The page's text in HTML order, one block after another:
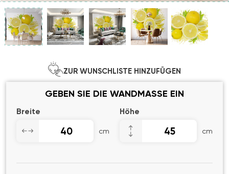
ZUR WUNSCHLISTE HINZUFÜGEN
GEBEN SIE DIE WANDMASSE EIN
Breite
cm
Höhe
cm